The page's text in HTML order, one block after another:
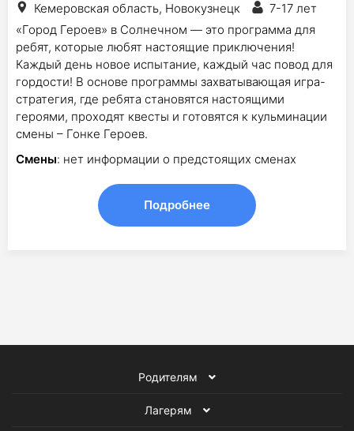
Кемеровская область, Новокузнецк
7-17 лет
«Город Героев» в Солнечном — это программа для
ребят, которые любят настоящие приключения!
Каждый день новое испытание, каждый час повод для
гордости! В основе программы захватывающая игра-
стратегия, где ребята становятся настоящими
героями, проходят квесты и готовятся к кульминации
смены – Гонке Героев.
Смены: нет информации о предстоящих сменах
Подробнее
Родителям
Лагерям